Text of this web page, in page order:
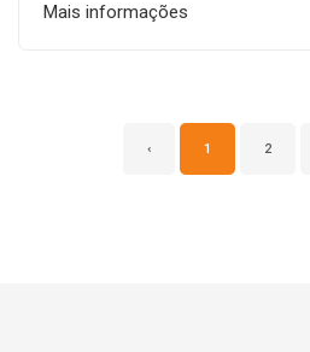
Mais informações
‹ 1 2